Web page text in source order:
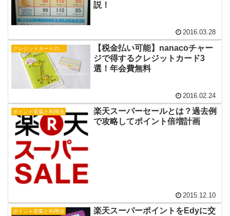
説！
2016.03.28
【税金払い可能】nanacoチャー
ジで得するクレジットカード3
選！年会費無料
2016.02.24
ポイント収集と利用法
楽天スーパーセールとは？過去例
で攻略してポイント倍増計画
2015.12.10
ポイント収集と利用法
楽天スーパーポイントをEdyに交